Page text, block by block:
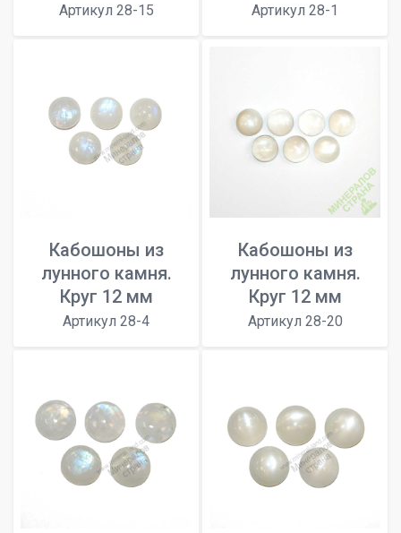
Артикул 28-15 Артикул 28-1
Кабошоны из
лунного камня.
Круг 12 мм
Артикул 28-4
Кабошоны из
лунного камня.
Круг 12 мм
Артикул 28-20